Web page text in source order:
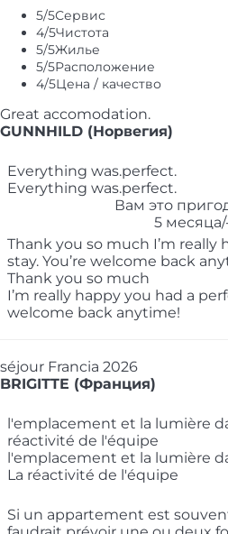
5/5Сервис
4/5Чистота
5/5Жилье
5/5Расположение
4/5Цена / качество
Great accomodation.
GUNNHILD (Норвегия)
Everything was.perfect.
Everything was.perfect.
Вам это
5
Thank you so much I’m really
stay. You’re welcome back
Thank you so much
I’m really happy you had a
welcome back anytime!
séjour Francia 2026
BRIGITTE (Франция)
l'emplacement et la lumière
réactivité de l'équipe
l'emplacement et la lumière
La réactivité de l'équipe
Si un appartement est